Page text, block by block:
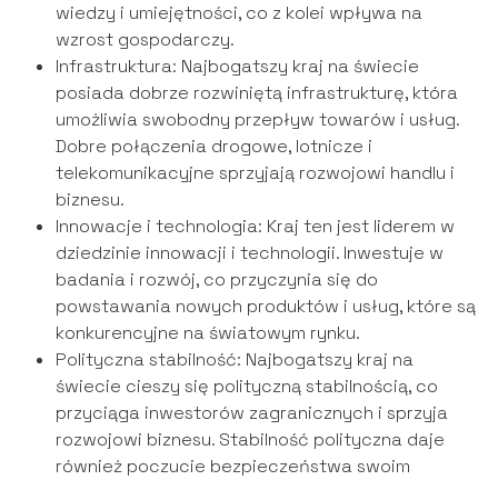
wiedzy i umiejętności, co z kolei wpływa na
wzrost gospodarczy.
Infrastruktura: Najbogatszy kraj na świecie
posiada dobrze rozwiniętą infrastrukturę, która
umożliwia swobodny przepływ towarów i usług.
Dobre połączenia drogowe, lotnicze i
telekomunikacyjne sprzyjają rozwojowi handlu i
biznesu.
Innowacje i technologia: Kraj ten jest liderem w
dziedzinie innowacji i technologii. Inwestuje w
badania i rozwój, co przyczynia się do
powstawania nowych produktów i usług, które są
konkurencyjne na światowym rynku.
Polityczna stabilność: Najbogatszy kraj na
świecie cieszy się polityczną stabilnością, co
przyciąga inwestorów zagranicznych i sprzyja
rozwojowi biznesu. Stabilność polityczna daje
również poczucie bezpieczeństwa swoim